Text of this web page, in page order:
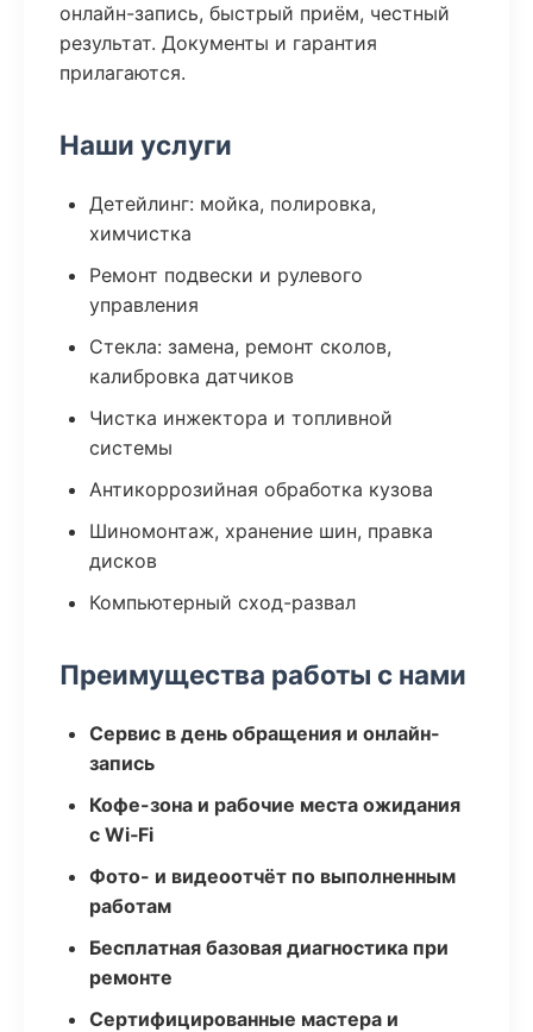
онлайн-запись, быстрый приём, честный
результат. Документы и гарантия
прилагаются.
Наши услуги
Детейлинг: мойка, полировка,
химчистка
Ремонт подвески и рулевого
управления
Стекла: замена, ремонт сколов,
калибровка датчиков
Чистка инжектора и топливной
системы
Антикоррозийная обработка кузова
Шиномонтаж, хранение шин, правка
дисков
Компьютерный сход-развал
Преимущества работы с нами
Сервис в день обращения и онлайн-
запись
Кофе-зона и рабочие места ожидания
с Wi‑Fi
Фото- и видеоотчёт по выполненным
работам
Бесплатная базовая диагностика при
ремонте
Сертифицированные мастера и